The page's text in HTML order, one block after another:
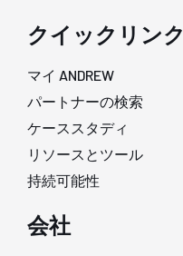
クイックリンク
マイ ANDREW
パートナーの検索
ケーススタディ
リソースとツール
持続可能性
会社